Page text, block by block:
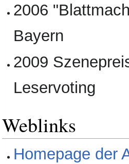
2006
Bayern
2009
Leservoting
Weblinks
Homepage der